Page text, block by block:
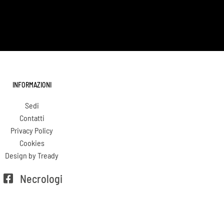
INFORMAZIONI
Sedi
Contatti
Privacy Policy
Cookies
Design by Tready
Necrologi